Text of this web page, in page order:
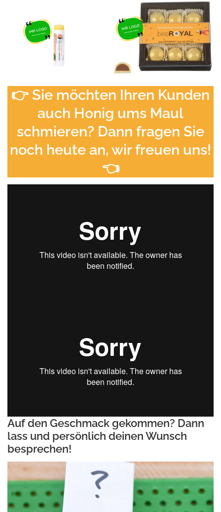
👉 Sie möchten Ihren Kunden
auch Honig ums Maul
schmieren? Dann fragen Sie
noch heute an, wir freuen uns!
👈
Auf den Geschmack gekommen? Dann
lass und persönlich deinen Wunsch
besprechen!